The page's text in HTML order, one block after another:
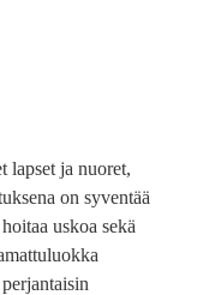
lapset ja nuoret,
on syventää
uskoa sekä